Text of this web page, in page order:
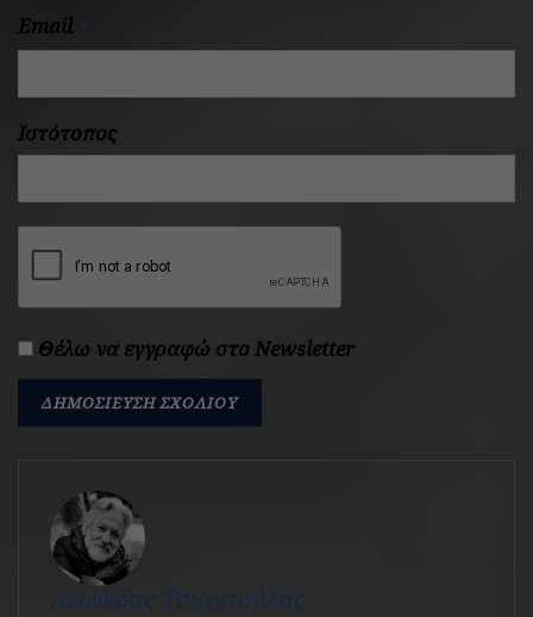
Email *
Ιστότοπος
Θέλω να εγγραφώ στο Newsletter
Λεωνίδας Τσιαντούλας